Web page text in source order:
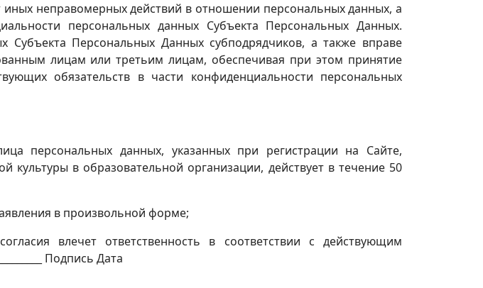
неправомерных действий в отношении персональных данных, а
персональных данных Субъекта Персональных Данных.
Субъекта Персональных Данных субподрядчиков, а также вправе
лицам или третьим лицам, обеспечивая при этом принятие
обязательств в части конфиденциальности персональных
персональных данных, указанных при регистрации на Сайте,
в образовательной организации, действует в течение 50
в произвольной форме;
влечет ответственность в соответствии с действующим
Подпись Дата